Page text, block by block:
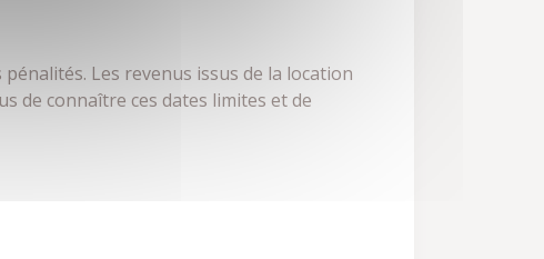
Les revenus issus de la location
de connaître ces dates limites et de